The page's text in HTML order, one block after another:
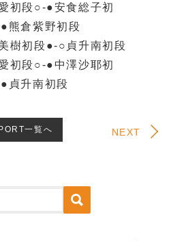
初段○‐●安食総子初
倉紫野初段
樹初段●‐○貞升南初段
初段○‐●中澤沙耶初
升南初段
一覧へ NEXT